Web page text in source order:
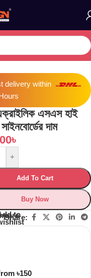
দাম
delivery within
এসএস হাই
দাম
৳
+
Add To Cart
Buy Now
to
Share:
৳150